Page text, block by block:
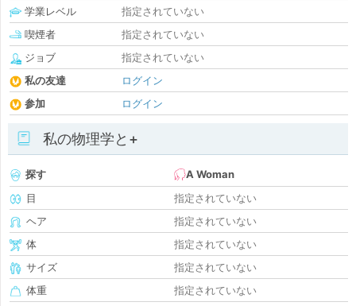
学業レベル
指定されていない
喫煙者
指定されていない
ジョブ
指定されていない
私の友達
ログイン
参加
ログイン
私の物理学と+
探す
A Woman
目
指定されていない
ヘア
指定されていない
体
指定されていない
サイズ
指定されていない
体重
指定されていない